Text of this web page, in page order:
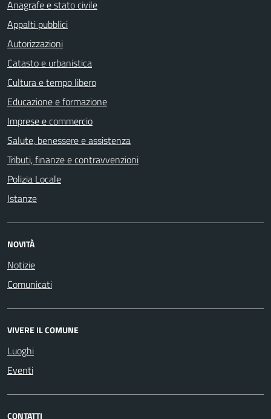
Anagrafe e stato civile
Appalti pubblici
Autorizzazioni
Catasto e urbanistica
Cultura e tempo libero
Educazione e formazione
Imprese e commercio
Salute, benessere e assistenza
Tributi, finanze e contravvenzioni
Polizia Locale
Istanze
NOVITÀ
Notizie
Comunicati
VIVERE IL COMUNE
Luoghi
Eventi
CONTATTI